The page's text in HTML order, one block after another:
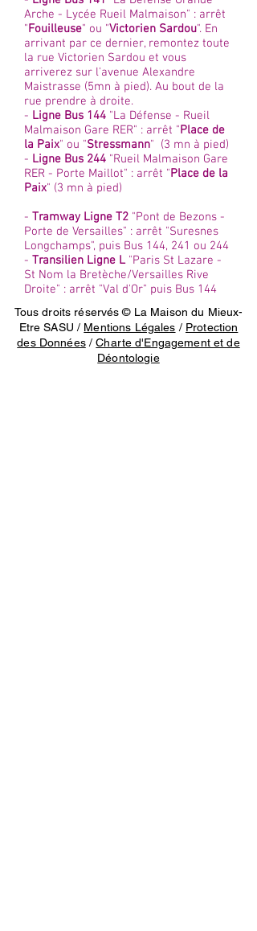
Arche - Lycée Rueil Malmaison" : arrêt
"Fouilleuse" ou "Victorien Sardou". En
arrivant par ce dernier, remontez toute
la rue Victorien Sardou et vous
arriverez sur l'avenue Alexandre
Maistrasse (5mn à pied). Au bout de la
rue prendre à droite.
- Ligne Bus 144 "La Défense - Rueil
Malmaison Gare RER" : arrêt "Place de
la Paix" ou "Stressmann" (3 mn à pied)
- Ligne Bus 244 "Rueil Malmaison Gare
RER - Porte Maillot" : arrêt "Place de la
Paix" (3 mn à pied)
- Tramway Ligne T2 "Pont de Bezons -
Porte de Versailles" : arrêt "Suresnes
Longchamps", puis Bus 144, 241 ou 244
- Transilien Ligne L"Paris St Lazare -
St Nom la Bretèche/Versailles Rive
Droite" : arrêt "Val d'Or" puis Bus 144
Tous droits réservés © La Maison du Mieux-
Etre SASU / Mentions Légales / Protection
des Données/Charte d'Engagement et de
Déontologie